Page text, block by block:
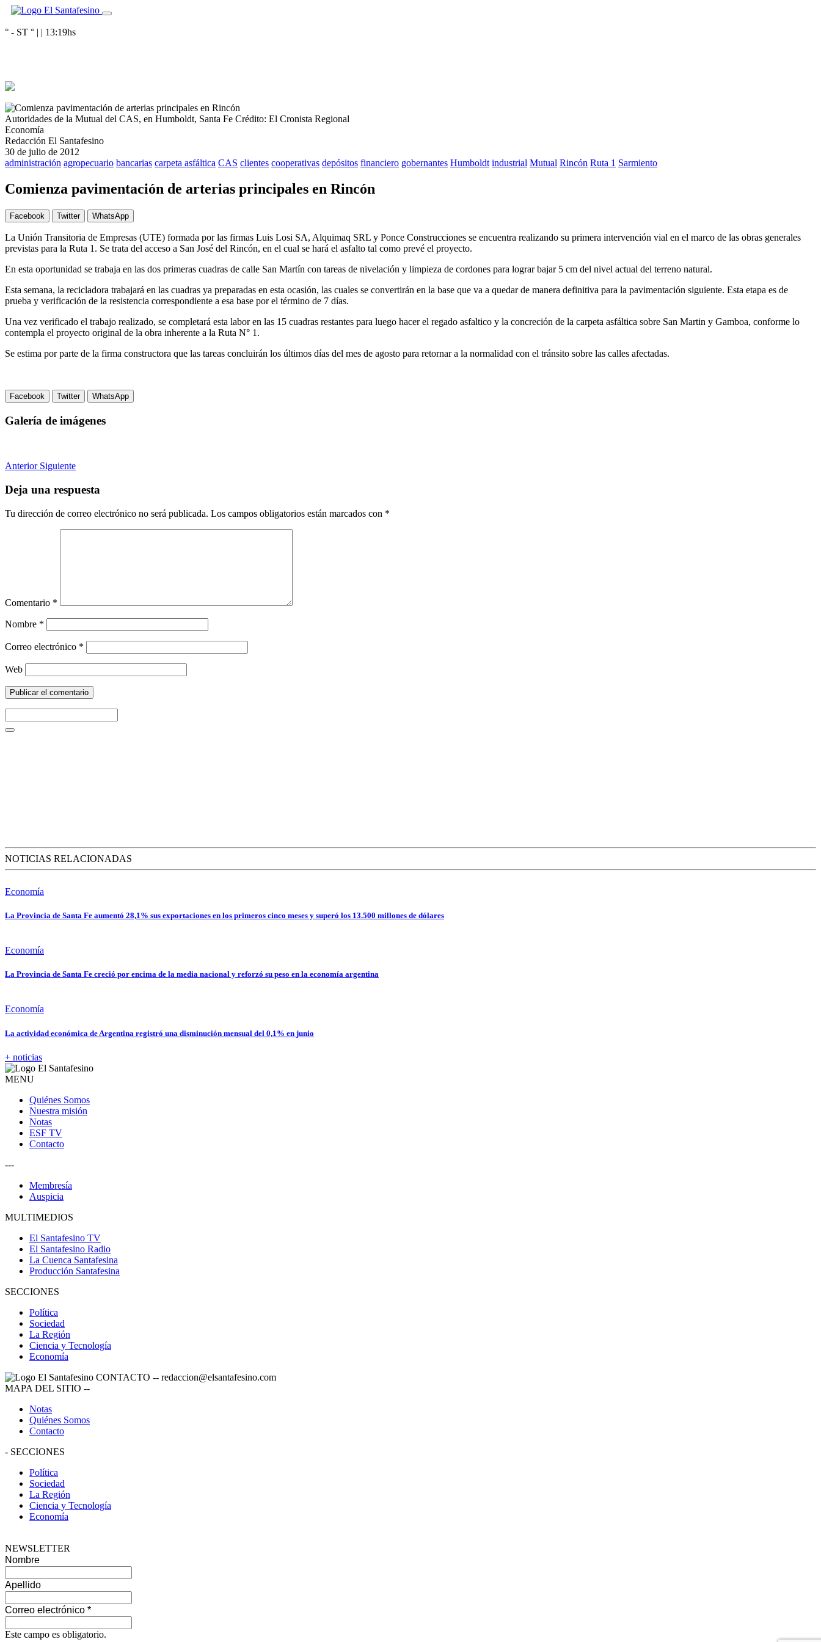
° - ST ° | | 13:19hs
Autoridades de la Mutual del CAS, en Humboldt, Santa Fe Crédito: El Cronista Regional
Economía
Redacción El Santafesino
30 de julio de 2012
administración agropecuario bancarias carpeta asfáltica CAS clientes cooperativas depósitos financiero gobernantes Humboldt industrial Mutual Rincón Ruta 1 Sarmiento
Comienza pavimentación de arterias principales en Rincón
Facebook Twitter WhatsApp
La Unión Transitoria de Empresas (UTE) formada por las firmas Luis Losi SA, Alquimaq SRL y Ponce Construcciones se encuentra realizando su primera intervención vial en el marco de las obras generales
previstas para la Ruta 1. Se trata del acceso a San José del Rincón, en el cual se hará el asfalto tal como prevé el proyecto.
En esta oportunidad se trabaja en las dos primeras cuadras de calle San Martín con tareas de nivelación y limpieza de cordones para lograr bajar 5 cm del nivel actual del terreno natural.
Esta semana, la recicladora trabajará en las cuadras ya preparadas en esta ocasión, las cuales se convertirán en la base que va a quedar de manera definitiva para la pavimentación siguiente. Esta etapa es de
prueba y verificación de la resistencia correspondiente a esa base por el término de 7 días.
Una vez verificado el trabajo realizado, se completará esta labor en las 15 cuadras restantes para luego hacer el regado asfaltico y la concreción de la carpeta asfáltica sobre San Martin y Gamboa, conforme lo
contempla el proyecto original de la obra inherente a la Ruta N° 1.
Se estima por parte de la firma constructora que las tareas concluirán los últimos días del mes de agosto para retornar a la normalidad con el tránsito sobre las calles afectadas.
Facebook Twitter WhatsApp
Galería de imágenes
Anterior Siguiente
Deja una respuesta
Tu dirección de correo electrónico no será publicada. Los campos obligatorios están marcados con *
Comentario *
Nombre *
Correo electrónico *
Web
NOTICIAS RELACIONADAS
Economía
La Provincia de Santa Fe aumentó 28,1% sus exportaciones en los primeros cinco meses y superó los 13.500 millones de dólares
Economía
La Provincia de Santa Fe creció por encima de la media nacional y reforzó su peso en la economía argentina
Economía
La actividad económica de Argentina registró una disminución mensual del 0,1% en junio
+ noticias
MENU
Quiénes Somos
Nuestra misión
Notas
ESF TV
Contacto
---
Membresía
Auspicia
MULTIMEDIOS
El Santafesino TV
El Santafesino Radio
La Cuenca Santafesina
Producción Santafesina
SECCIONES
Política
Sociedad
La Región
Ciencia y Tecnología
Economía
CONTACTO -- redaccion@elsantafesino.com
MAPA DEL SITIO --
Notas
Quiénes Somos
Contacto
- SECCIONES
Política
Sociedad
La Región
Ciencia y Tecnología
Economía
NEWSLETTER
Nombre
Apellido
Correo electrónico *
Este campo es obligatorio.